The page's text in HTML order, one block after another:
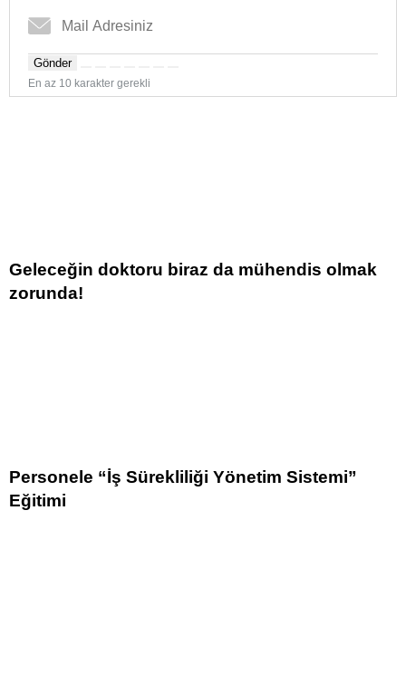
Gönder
En az 10 karakter gerekli
Geleceğin doktoru biraz da mühendis olmak
zorunda!
Personele “İş Sürekliliği Yönetim Sistemi”
Eğitimi